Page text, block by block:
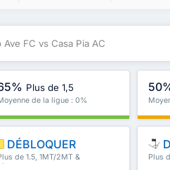
Ave FC vs Casa Pia AC
Plus de 1,5
de la ligue : 0%
DÉBLOQUER
de 1.5, 1MT/2MT &
plus
Plus